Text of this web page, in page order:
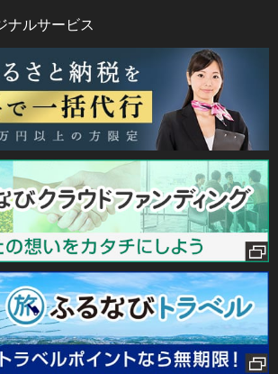
ナルサービス